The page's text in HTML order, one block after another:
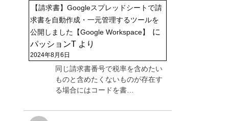
【請求書】Googleスプレッドシートで請
求書を自動作成・一元管理するツールを
公開しました【Google Workspace】
に
パッションT より
2024年8月6日
同じ請求書番号で税率を含めたい
ものと含めたくないものが存在す
る場合にはコードを書…